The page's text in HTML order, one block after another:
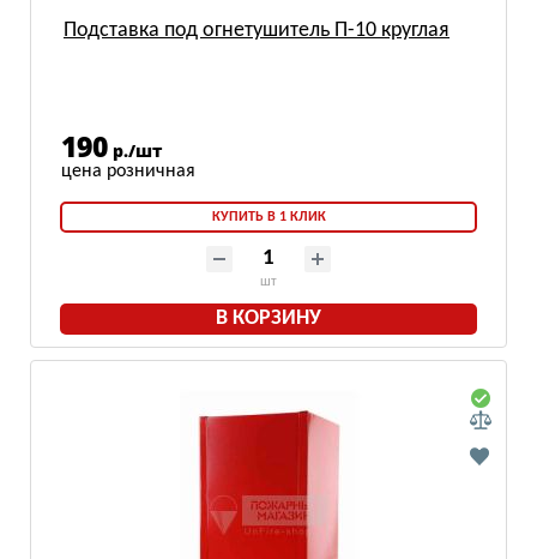
Подставка под огнетушитель П-10 круглая
190 р./шт
КУПИТЬ В 1 КЛИК
шт
В КОРЗИНУ